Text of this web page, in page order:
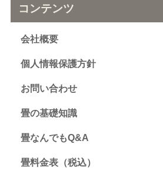
コンテンツ
会社概要
個人情報保護方針
お問い合わせ
畳の基礎知識
畳なんでもQ&A
畳料金表（税込）